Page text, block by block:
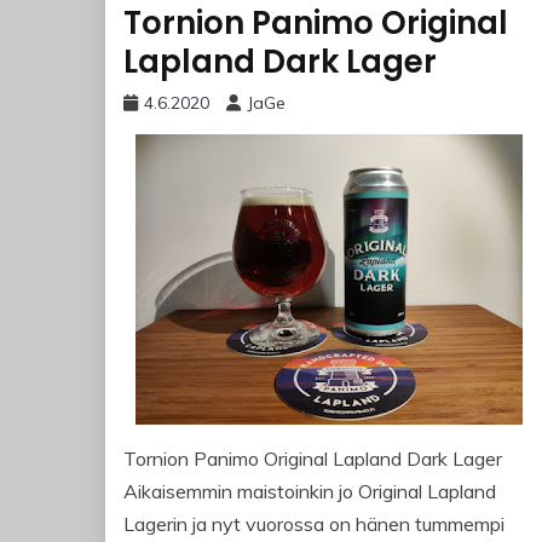
Tornion Panimo Original
Lapland Dark Lager
4.6.2020 JaGe
Tornion Panimo Original Lapland Dark Lager
Aikaisemmin maistoinkin jo Original Lapland
Lagerin ja nyt vuorossa on hänen tummempi